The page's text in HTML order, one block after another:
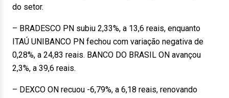
do setor.
– BRADESCO PN subiu 2,33%, a 13,6 reais, enquanto
ITAÚ UNIBANCO PN fechou com variação negativa de
0,28%, a 24,83 reais. BANCO DO BRASIL ON avançou
2,3%, a 39,6 reais.
– DEXCO ON recuou -6,79%, a 6,18 reais, renovando